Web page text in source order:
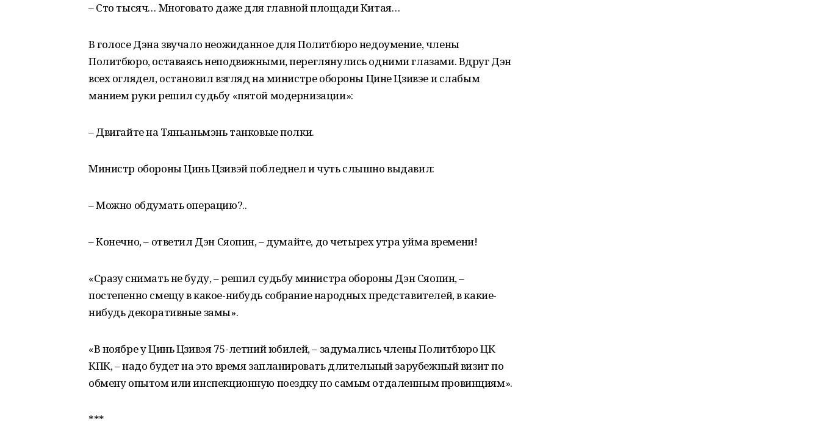
– Сто тысяч… Многовато даже для главной площади Китая…
В голосе Дэна звучало неожиданное для Политбюро недоумение, члены
Политбюро, оставаясь неподвижными, переглянулись одними глазами. Вдруг Дэн
всех оглядел, остановил взгляд на министре обороны Цине Цзивэе и слабым
манием руки решил судьбу «пятой модернизации»:
– Двигайте на Тяньаньмэнь танковые полки.
Министр обороны Цинь Цзивэй побледнел и чуть слышно выдавил:
– Можно обдумать операцию?..
– Конечно, – ответил Дэн Сяопин, – думайте, до четырех утра уйма времени!
«Сразу снимать не буду, – решил судьбу министра обороны Дэн Сяопин, –
постепенно смещу в какое-нибудь собрание народных представителей, в какие-
нибудь декоративные замы».
«В ноябре у Цинь Цзивэя 75-летний юбилей, – задумались члены Политбюро ЦК
КПК, – надо будет на это время запланировать длительный зарубежный визит по
обмену опытом или инспекционную поездку по самым отдаленным провинциям».
***